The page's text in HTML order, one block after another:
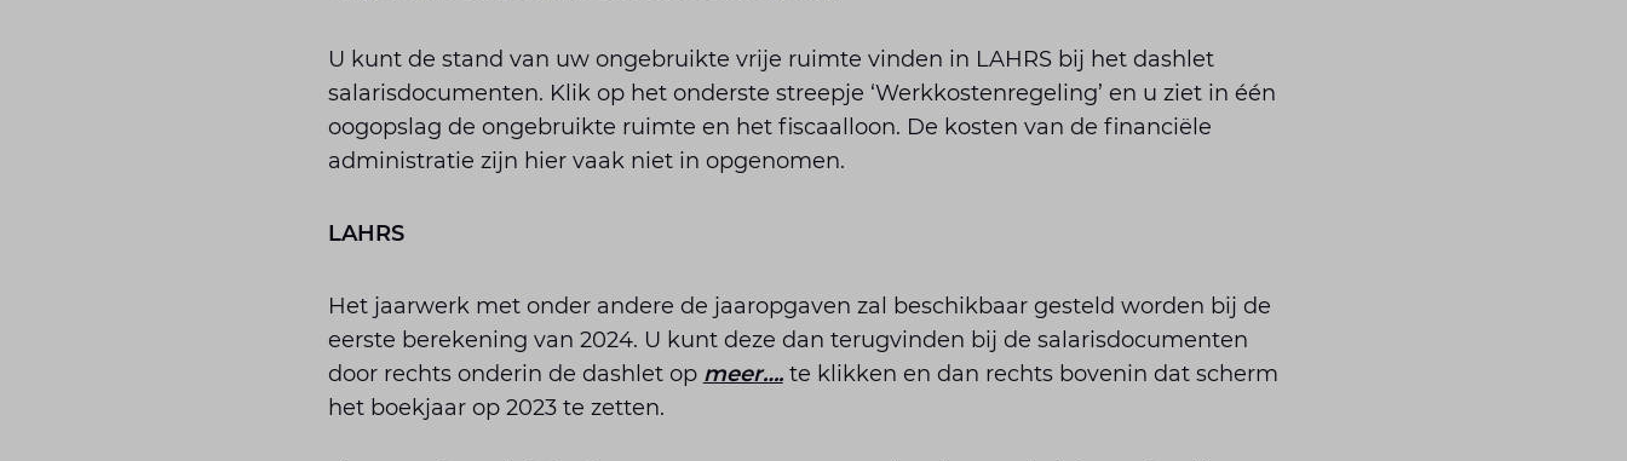
U kunt de stand van uw ongebruikte vrije ruimte vinden in LAHRS bij het dashlet
salarisdocumenten. Klik op het onderste streepje ‘Werkkostenregeling’ en u ziet in één
oogopslag de ongebruikte ruimte en het fiscaalloon. De kosten van de financiële
administratie zijn hier vaak niet in opgenomen.
LAHRS
Het jaarwerk met onder andere de jaaropgaven zal beschikbaar gesteld worden bij de
eerste berekening van 2024. U kunt deze dan terugvinden bij de salarisdocumenten
door rechts onderin de dashlet op meer….te klikken en dan rechts bovenin dat scherm
het boekjaar op 2023 te zetten.